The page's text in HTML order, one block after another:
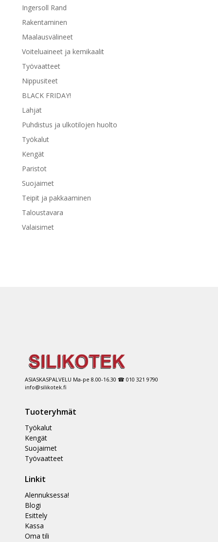
Ingersoll Rand
Rakentaminen
Maalausvälineet
Voiteluaineet ja kemikaalit
Työvaatteet
Nippusiteet
BLACK FRIDAY!
Lahjat
Puhdistus ja ulkotilojen huolto
Työkalut
Kengät
Paristot
Suojaimet
Teipit ja pakkaaminen
Taloustavara
Valaisimet
ASIASKASPALVELU Ma-pe 8.00-16.30 ☎ 010 321 9790
info@silikotek.fi
Tuoteryhmät
Työkalut
Kengät
Suojaimet
Työvaatteet
Linkit
Alennuksessa!
Blogi
Esittely
Kassa
Oma tili